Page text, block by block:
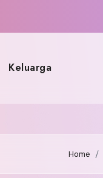
Keluarga
Home